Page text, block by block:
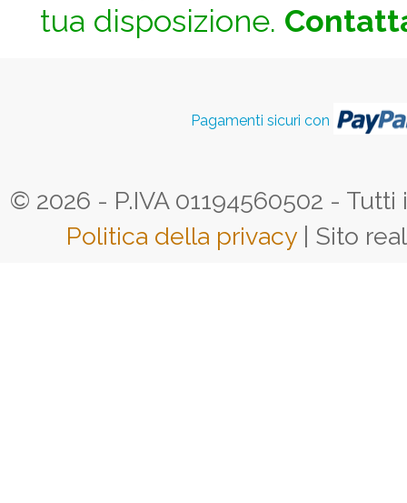
tua disposizione.
Pagamenti sicuri con
© 2026 - P.IVA 01194560502 -
Politica della privacy | Sito